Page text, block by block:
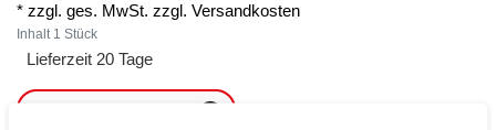
* zzgl. ges. MwSt. zzgl. Versandkosten
Inhalt 1 Stück
Lieferzeit 20 Tage